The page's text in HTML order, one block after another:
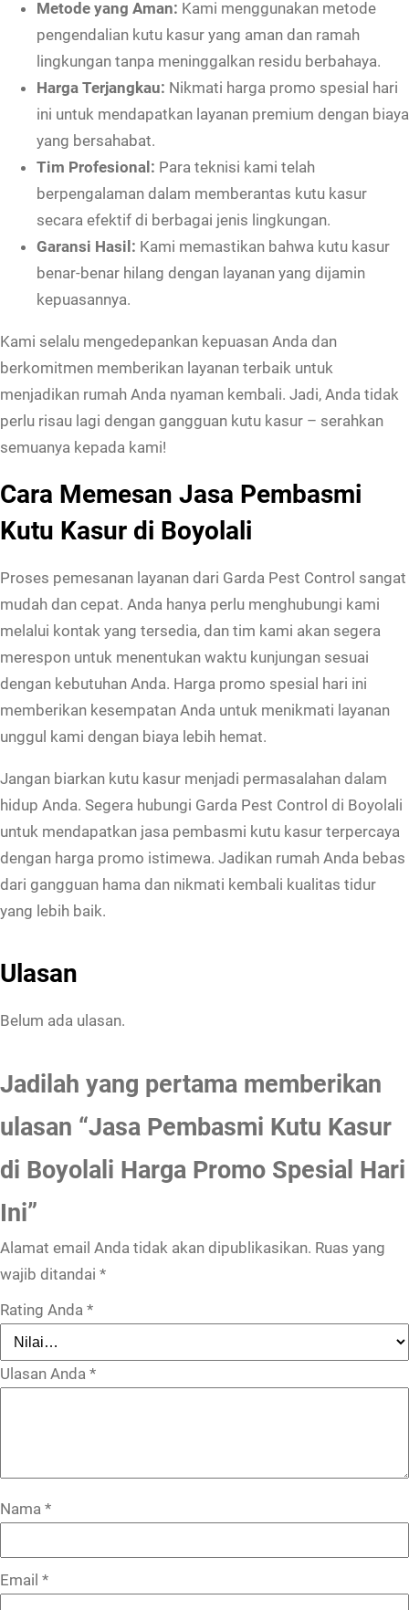
a
r
i
I
n
Metode yang Aman: Kami menggunakan metode
pengendalian kutu kasur yang aman dan ramah
lingkungan tanpa meninggalkan residu berbahaya.
Harga Terjangkau: Nikmati harga promo spesial hari
ini untuk mendapatkan layanan premium dengan biaya
yang bersahabat.
Tim Profesional: Para teknisi kami telah
berpengalaman dalam memberantas kutu kasur
secara efektif di berbagai jenis lingkungan.
Garansi Hasil: Kami memastikan bahwa kutu kasur
benar-benar hilang dengan layanan yang dijamin
kepuasannya.
Kami selalu mengedepankan kepuasan Anda dan
berkomitmen memberikan layanan terbaik untuk
menjadikan rumah Anda nyaman kembali. Jadi, Anda tidak
perlu risau lagi dengan gangguan kutu kasur – serahkan
semuanya kepada kami!
Cara Memesan Jasa Pembasmi
Kutu Kasur di Boyolali
Proses pemesanan layanan dari Garda Pest Control sangat
mudah dan cepat. Anda hanya perlu menghubungi kami
melalui kontak yang tersedia, dan tim kami akan segera
merespon untuk menentukan waktu kunjungan sesuai
dengan kebutuhan Anda. Harga promo spesial hari ini
memberikan kesempatan Anda untuk menikmati layanan
unggul kami dengan biaya lebih hemat.
Jangan biarkan kutu kasur menjadi permasalahan dalam
hidup Anda. Segera hubungi Garda Pest Control di Boyolali
untuk mendapatkan jasa pembasmi kutu kasur terpercaya
dengan harga promo istimewa. Jadikan rumah Anda bebas
dari gangguan hama dan nikmati kembali kualitas tidur
yang lebih baik.
Ulasan
Belum ada ulasan.
Jadilah yang pertama memberikan
ulasan “Jasa Pembasmi Kutu Kasur
di Boyolali Harga Promo Spesial Hari
Ini”
Alamat email Anda tidak akan dipublikasikan. Ruas yang
wajib ditandai *
Rating Anda *
Ulasan Anda *
Nama *
Email *